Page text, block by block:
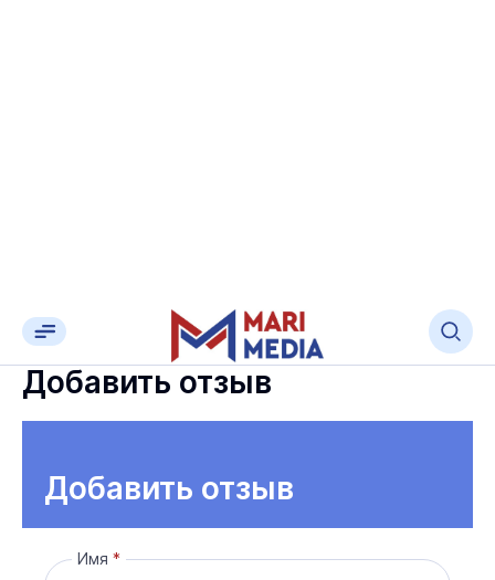
Добавить отзыв
Добавить отзыв
Имя